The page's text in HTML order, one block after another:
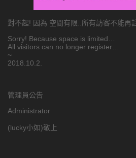
對不起! 因為 空間有限..所有訪客不能再
Sorry! Because space is limited…
All visitors can no longer register…
~
2018.10.2.
管理員公告
Administrator
(lucky小如)敬上